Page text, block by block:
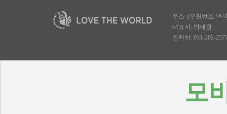
주소: (우편번호
대표자: 박대원
연락처: 031-202-
모